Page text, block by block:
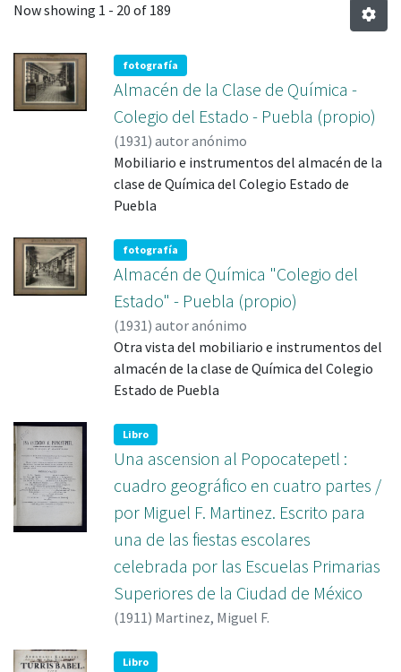
Now showing 1 - 20 of 189
fotografía
Almacén de la Clase de Química -
Colegio del Estado - Puebla (propio)
(1931)
Mobiliario e instrumentos del almacén de la
clase de Química del Colegio Estado de
fotografía
Almacén de Química "Colegio del
Estado" - Puebla (propio)
(1931)
Otra vista del mobiliario e instrumentos del
almacén de la clase de Química del Colegio
Libro
Una ascension al Popocatepetl :
cuadro geográfico en cuatro partes /
por Miguel F. Martinez. Escrito para
una de las fiestas escolares
celebrada por las Escuelas Primarias
Superiores de la Ciudad de México
(1911) Martinez, Miguel F.
Libro